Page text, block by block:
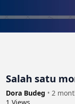
Salah satu
Dora Budeg • 2